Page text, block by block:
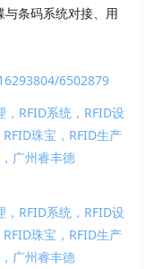
与条码系统对接、用
6502879